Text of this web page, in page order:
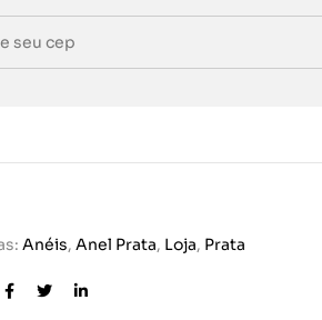
Anéis,Anel Prata, Loja, Prata